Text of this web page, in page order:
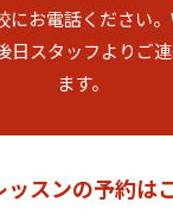
お電話ください。
日スタッフよりご
ます。
ッスンの予約は